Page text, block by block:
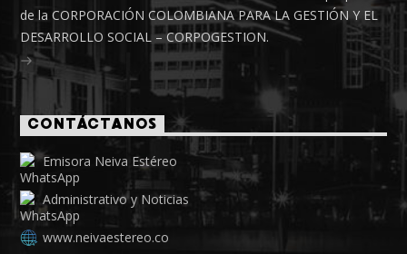
de la CORPORACIÓN COLOMBIANA PARA LA GESTIÓN Y EL
DESARROLLO SOCIAL – CORPOGESTION.
CONTÁCTANOS
Emisora Neiva Estéreo
Administrativo y Noticias
www.neivaestereo.co